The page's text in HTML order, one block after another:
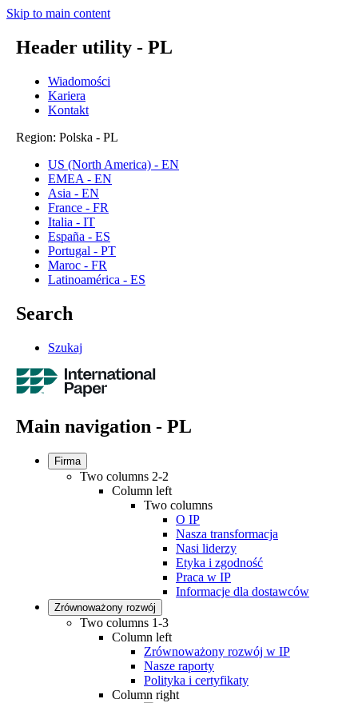
Skip to main content
Header utility - PL
Wiadomości
Kariera
Kontakt
Region: Polska - PL
US (North America) - EN
EMEA - EN
Asia - EN
France - FR
Italia - IT
España - ES
Portugal - PT
Maroc - FR
Latinoamérica - ES
Search
Szukaj
Main navigation - PL
Firma
Two columns 2-2
Column left
Two columns
O IP
Nasza transformacja
Nasi liderzy
Etyka i zgodność
Praca w IP
Informacje dla dostawców
Zrównoważony rozwój
Two columns 1-3
Column left
Zrównoważony rozwój w IP
Nasze raporty
Polityka i certyfikaty
Column right